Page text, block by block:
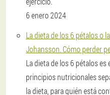
6 enero 2024
La dieta de los 6 pétalos o
Johansson. Cómo perder
La dieta de los 6 pétalos
principios nutricionales
la dieta, para quién está